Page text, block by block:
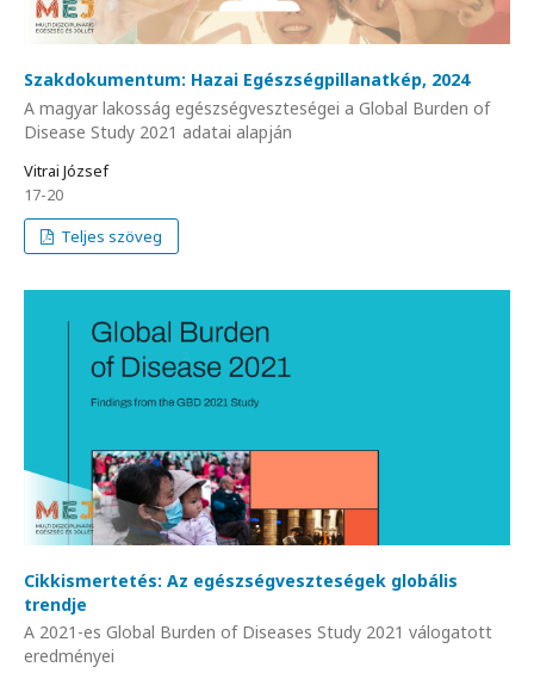
Szakdokumentum: Hazai Egészségpillanatkép, 2024
A magyar lakosság egészségveszteségei a Global Burden of
Disease Study 2021 adatai alapján
Vitrai József
17-20
Teljes szöveg
Cikkismertetés: Az egészségveszteségek globális
trendje
A 2021-es Global Burden of Diseases Study 2021 válogatott
eredményei